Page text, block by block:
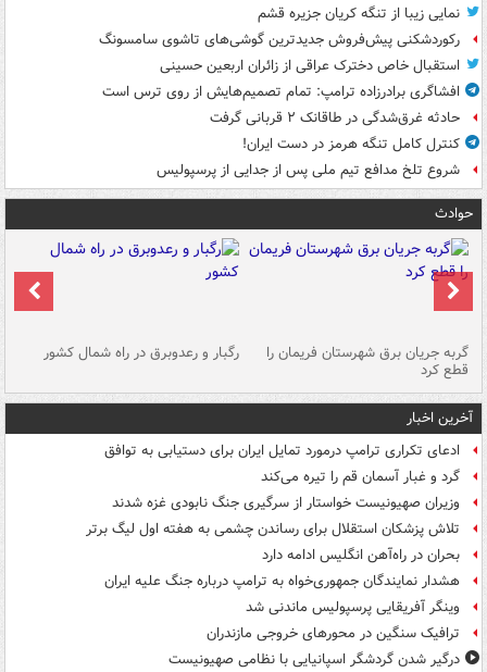
نمایی زیبا از تنگه کریان جزیره قشم
رکوردشکنی پیش‌فروش جدیدترین گوشی‌های تاشوی سامسونگ
استقبال خاص دخترک عراقی از زائران اربعین حسینی
افشاگری برادرزاده ترامپ: تمام تصمیم‌هایش از روی ترس است
حادثه غرق‌شدگی در طاقانک ۲ قربانی گرفت
کنترل کامل تنگه هرمز در دست ایران!
شروع تلخ مدافع تیم ملی پس از جدایی از پرسپولیس
حوادث
گربه جریان برق شهرستان فریمان را
قطع کرد
رگبار و رعدوبرق در راه شمال کشور
آخرین اخبار
ادعای تکراری ترامپ درمورد تمایل ایران برای دستیابی به توافق
گرد و غبار آسمان قم را تیره می‌کند
وزیران صهیونیست خواستار از سرگیری جنگ نابودی غزه شدند
تلاش پزشکان استقلال برای رساندن چشمی به هفته اول لیگ برتر
بحران در راه‌آهن انگلیس ادامه دارد
هشدار نمایندگان جمهوری‌خواه به ترامپ درباره جنگ علیه ایران
وینگر آفریقایی پرسپولیس ماندنی شد
ترافیک سنگین در محورهای خروجی مازندران
درگیر شدن گردشگر اسپانیایی با نظامی صهیونیست